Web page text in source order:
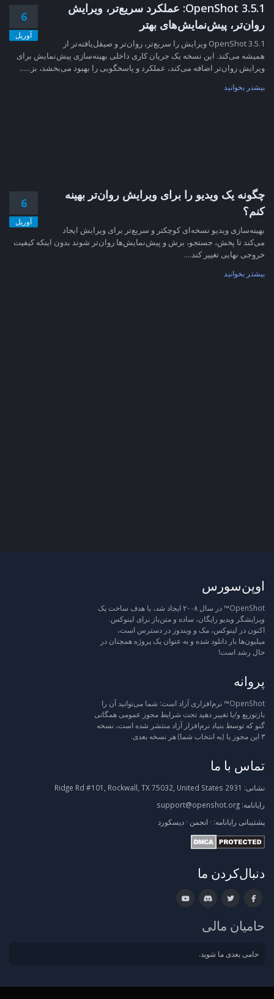
6
آوریل
OpenShot 3.5.1: عملکرد سریع‌تر، ویرایش
روان‌تر، پیش‌نمایش‌های بهتر
OpenShot 3.5.1 ویرایش را سریع‌تر، روان‌تر و صیقل‌یافته‌تر از
همیشه می‌کند. این نسخه یک جریان کاری داخلی بهینه‌سازی پیش‌نمایش برای
ویرایش روان‌تر اضافه می‌کند، عملکرد و پاسخگویی را بهبود می‌بخشد، بز......
بیشتر بخوانید
6
آوریل
چگونه یک ویدیو را برای ویرایش روان‌تر بهینه
کنم؟
بهینه‌سازی ویدیو نسخه‌ای کوچکتر و سریع‌تر برای ویرایش ایجاد
می‌کند تا پخش، جستجو، برش و پیش‌نمایش‌ها روان‌تر شوند بدون اینکه کیفیت
خروجی نهایی تغییر کند....
بیشتر بخوانید
اوپن‌سورس
OpenShot™ در سال ۲۰۰۸ ایجاد شد، با هدف ساخت یک
ویرایشگر ویدیو رایگان، ساده و متن‌باز برای لینوکس.
اکنون در لینوکس، مک و ویندوز در دسترس است،
میلیون‌ها بار دانلود شده و به عنوان یک پروژه همچنان در
حال رشد است!
پروانه
OpenShot™ نرم‌افزاری آزاد است: شما می‌توانید آن را
بازتوزیع و/یا تغییر دهید تحت شرایط مجوز عمومی همگانی
گنو که توسط بنیاد نرم‌افزار آزاد منتشر شده است، نسخه
۳ این مجوز یا (به انتخاب شما) هر نسخه بعدی.
تماس با ما
نشانی:
رایانامه: support@openshot.org
پشتیبانی رایانامه: · انجمن · دیسکورد
دنبال‌کردن ما
حامیان مالی
حامی بعدی ما شوید.